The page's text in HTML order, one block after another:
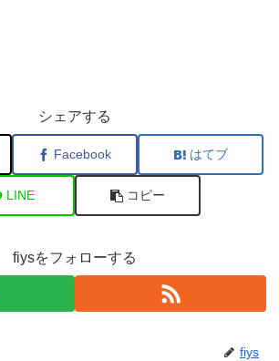
シェアする
Facebook はてブ
LINE コピー
fiysをフォローする
fiys